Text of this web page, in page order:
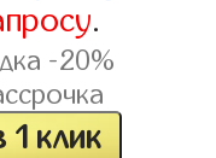
.
-20%
1 клик